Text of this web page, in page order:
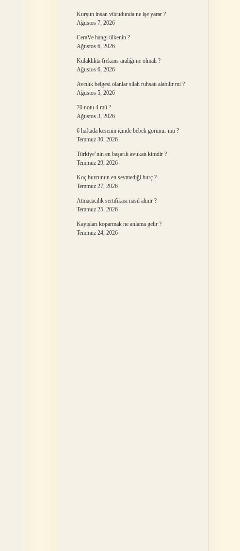
Kurşun insan vücudunda ne işe yarar ?
Ağustos 7, 2026
CeraVe hangi ülkenin ?
Ağustos 6, 2026
Kulaklıkta frekans aralığı ne olmalı ?
Ağustos 6, 2026
Avcılık belgesi olanlar silah ruhsatı alabilir mi ?
Ağustos 5, 2026
70 notu 4 mü ?
Ağustos 3, 2026
6 haftada kesenin içinde bebek görünür mü ?
Temmuz 30, 2026
Türkiye’nin en başarılı avukatı kimdir ?
Temmuz 29, 2026
Koç burcunun en sevmediği burç ?
Temmuz 27, 2026
Atmacacılık sertifikası nasıl alınır ?
Temmuz 25, 2026
Kayışları koparmak ne anlama gelir ?
Temmuz 24, 2026